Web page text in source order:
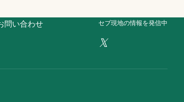
問い合わせ セブ現地の情報を発信中
𝕏